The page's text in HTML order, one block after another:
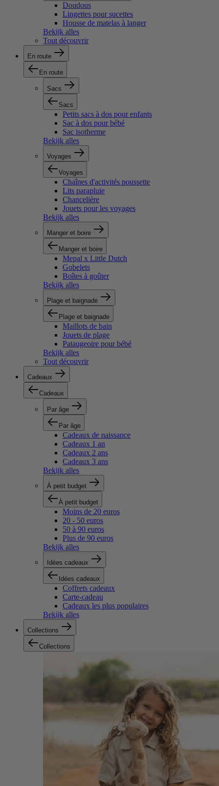
Doudous
Lingettes pour sucettes
Housse de matelas à langer
Bekijk alles
Tout découvrir
En route
En route
Sacs
Sacs
Petits sacs à dos pour enfants
Sac à dos pour bébé
Sac isotherme
Bekijk alles
Voyages
Voyages
Chaînes d'activités poussette
Lits parapluie
Chancelière
Jouets pour les voyages
Bekijk alles
Manger et boire
Manger et boire
Mepal x Little Dutch
Gobelets
Boîtes à goûter
Bekijk alles
Plage et baignade
Plage et baignade
Maillots de bain
Jouets de plage
Pataugeoire pour bébé
Bekijk alles
Tout découvrir
Cadeaux
Cadeaux
Par âge
Par âge
Cadeaux de naissance
Cadeaux 1 an
Cadeaux 2 ans
Cadeaux 3 ans
Bekijk alles
À petit budget
À petit budget
Moins de 20 euros
20 - 50 euros
50 à 90 euros
Plus de 90 euros
Bekijk alles
Idées cadeaux
Idées cadeaux
Coffrets cadeaux
Carte-cadeau
Cadeaux les plus populaires
Bekijk alles
Collections
Collections